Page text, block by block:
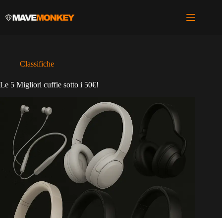
contenuto
Classifiche
Le 5 Migliori cuffie sotto i 50€!